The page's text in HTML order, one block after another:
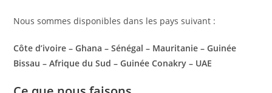
Nous sommes disponibles dans les pays suivant :
Côte d’ivoire – Ghana – Sénégal – Mauritanie – Guinée
Bissau – Afrique du Sud – Guinée Conakry – UAE